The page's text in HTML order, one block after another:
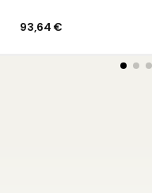
93,64 €
Ajouter au panier